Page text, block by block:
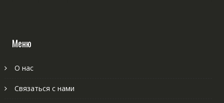
Меню
О нас
Связаться с нами